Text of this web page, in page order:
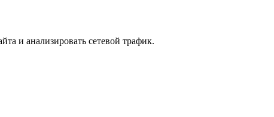
и анализировать сетевой трафик.